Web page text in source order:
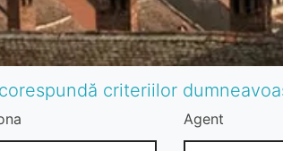
criteriilor
Agent